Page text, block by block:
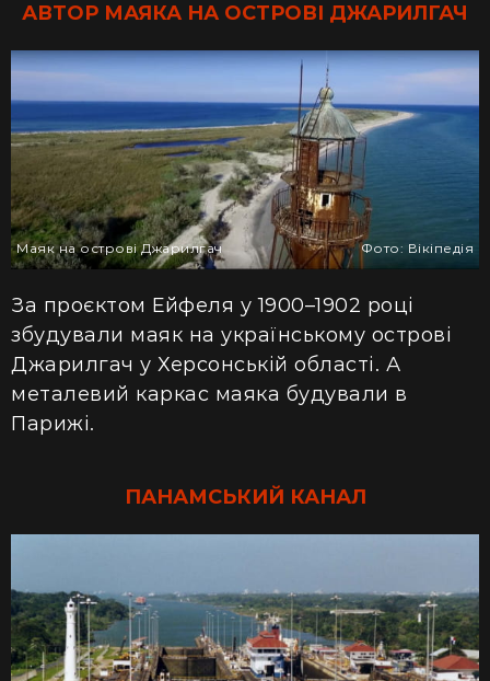
АВТОР МАЯКА НА ОСТРОВІ ДЖАРИЛГАЧ
Маяк на острові Джарилгач Фото: Вікіпедія
За проєктом Ейфеля у 1900–1902 році
збудували маяк на українському острові
Джарилгач у Херсонській області. А
металевий каркас маяка будували в
Парижі.
ПАНАМСЬКИЙ КАНАЛ